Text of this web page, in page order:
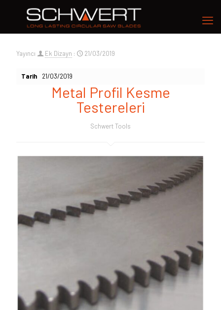
Yayıncı Ek Dizayn : 21/03/2019
Tarih 21/03/2019
Metal Profil Kesme
Testereleri
Schwert Tools